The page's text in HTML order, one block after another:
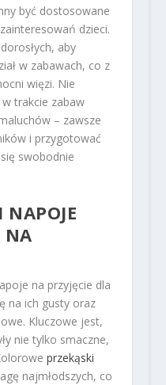
być dostosowane
dzieci.
aby
w zabawach, co z
więzi. Nie
trakcie zabaw
– zawsze
i przygotować
swobodnie
NAPOJE
NA
na przyjęcie dla
na ich gusty oraz
Kluczowe jest,
nie tylko smaczne,
przekąski
najmłodszych, co